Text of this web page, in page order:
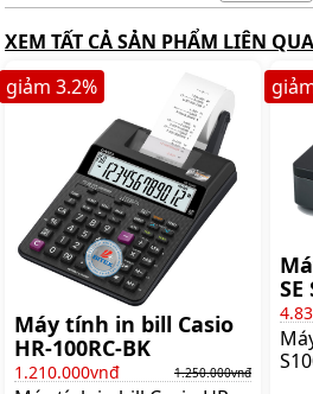
XEM TẤT CẢ SẢN PHẨM LIÊN
Máy tính in bill Casio
HR-100RC-BK
1.210.000vnđ 1.250.000vnđ
giảm 3.2%
SE